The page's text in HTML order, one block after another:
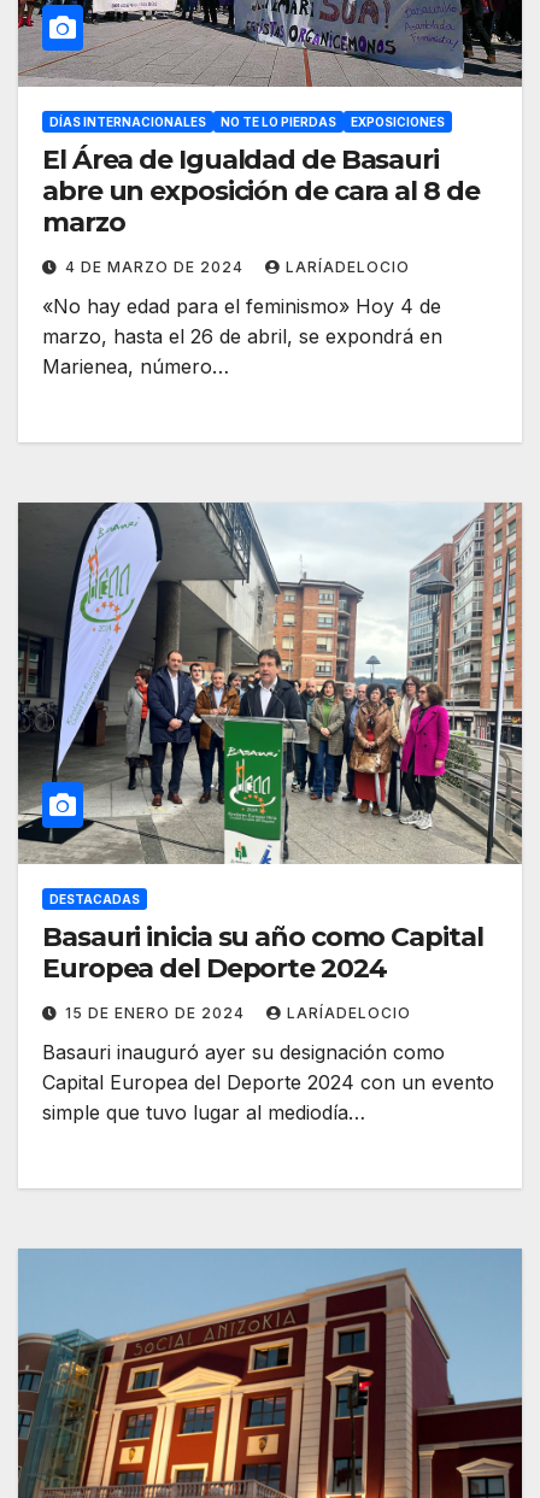
DÍAS INTERNACIONALES NO TE LO PIERDAS EXPOSICIONES
El Área de Igualdad de Basauri
abre un exposición de cara al 8 de
marzo
4 DE MARZO DE 2024 LARÍADELOCIO
«No hay edad para el feminismo» Hoy 4 de
marzo, hasta el 26 de abril, se expondrá en
Marienea, número…
DESTACADAS
Basauri inicia su año como Capital
Europea del Deporte 2024
15 DE ENERO DE 2024 LARÍADELOCIO
Basauri inauguró ayer su designación como
Capital Europea del Deporte 2024 con un evento
simple que tuvo lugar al mediodía…